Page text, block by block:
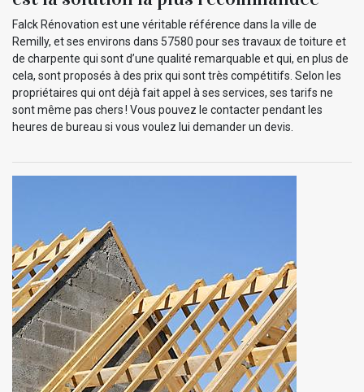
Falck Rénovation est une véritable référence dans la ville de
Remilly, et ses environs dans 57580 pour ses travaux de toiture et
de charpente qui sont d’une qualité remarquable et qui, en plus de
cela, sont proposés à des prix qui sont très compétitifs. Selon les
propriétaires qui ont déjà fait appel à ses services, ses tarifs ne
sont même pas chers ! Vous pouvez le contacter pendant les
heures de bureau si vous voulez lui demander un devis.